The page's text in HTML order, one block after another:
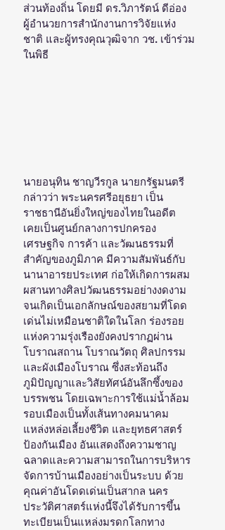
ส่วนท้องถิ่น โดยมี ดร.วิภารัตน์ ดีอ่อง
ผู้อำนวยการสำนักงานการวิจัยแห่ง
ชาติ และผู้ทรงคุณวุฒิจาก วช. เข้าร่วม
ในพิธี
นายอนุทิน ชาญวีรกูล นายกรัฐมนตรี
กล่าวว่า พระนครศรีอยุธยา เป็น
ราชธานีอันยิ่งใหญ่ของไทยในอดีต
เคยเป็นศูนย์กลางการปกครอง
เศรษฐกิจ การค้า และวัฒนธรรมที่
สำคัญของภูมิภาค มีความสัมพันธ์กับ
นานาอารยประเทศ ก่อให้เกิดการผสม
ผสานทางศิลปวัฒนธรรมอย่างงดงาม
จนเกิดเป็นเอกลักษณ์ของสยามที่โดด
เด่นไม่เหมือนชาติใดในโลก ร่องรอย
แห่งความรุ่งเรืองยังคงปรากฏผ่าน
โบราณสถาน โบราณวัตถุ ศิลปกรรม
และผังเมืองโบราณ ซึ่งสะท้อนถึง
ภูมิปัญญาและวิสัยทัศน์อันลึกซึ้งของ
บรรพชน โดยเฉพาะการใช้แม่น้ำล้อม
รอบเมืองเป็นทั้งเส้นทางคมนาคม
แหล่งหล่อเลี้ยงชีวิต และยุทธศาสตร์
ป้องกันเมือง อันแสดงถึงความชาญ
ฉลาดและความสามารถในการบริหาร
จัดการบ้านเมืองอย่างเป็นระบบ ด้วย
คุณค่าอันโดดเด่นเป็นสากล นคร
ประวัติศาสตร์แห่งนี้จึงได้รับการขึ้น
ทะเบียนเป็นแหล่งมรดกโลกทาง